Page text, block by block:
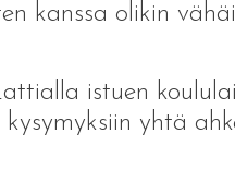
kanssa olikin
istuen
yhtä